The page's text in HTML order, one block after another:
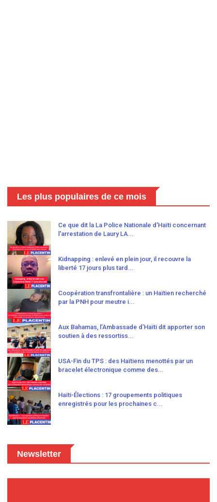
Les plus populaires de ce mois
Ce que dit la La Police Nationale d'Haïti concernant
l'arrestation de Laury LA...
Kidnapping : enlevé en plein jour, il recouvre la
liberté 17 jours plus tard...
Coopération transfrontalière : un Haïtien recherché
par la PNH pour meutre i...
Aux Bahamas, l’Ambassade d’Haïti dit apporter son
soutien à des ressortiss...
USA-Fin du TPS : des Haïtiens menottés par un
bracelet électronique comme des...
Haïti-Élections : 17 groupements politiques
enregistrés pour les prochaines c...
Newsletter